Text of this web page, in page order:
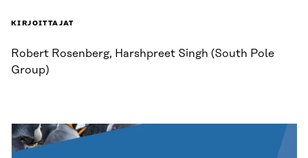
KIRJOITTAJAT
Robert Rosenberg, Harshpreet Singh (South Pole
Group)